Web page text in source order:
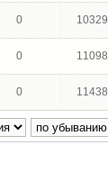
0 10329
0 11098
0 11438